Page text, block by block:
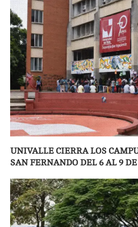
UNIVALLE CIERRA LOS
SAN FERNANDO DEL 6 AL 9 DE